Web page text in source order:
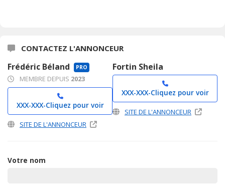
CONTACTEZ L'ANNONCEUR
Frédéric Béland PRO
MEMBRE DEPUIS 2023
XXX-XXX-Cliquez pour voir
SITE DE L'ANNONCEUR
Fortin Sheila
XXX-XXX-Cliquez pour voir
SITE DE L'ANNONCEUR
Votre nom